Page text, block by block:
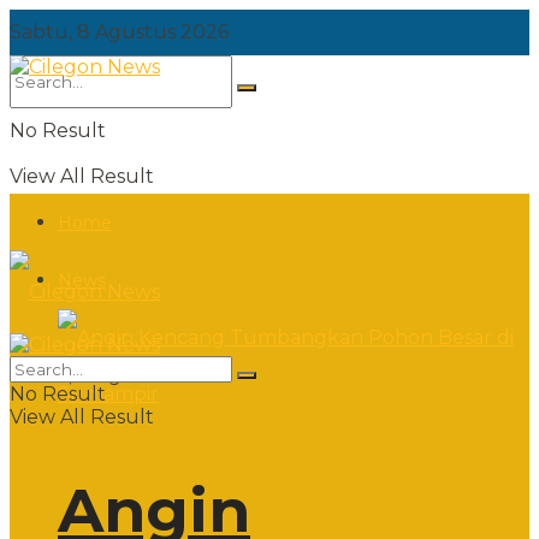
Sabtu, 8 Agustus 2026
No Result
View All Result
Angin
Sabtu, 8 Agustus 2026
No Result
View All Result